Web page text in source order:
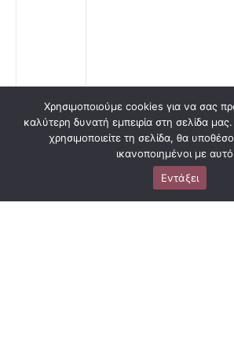
ΑΠΟΣΤΟΛΉ
Χρησιμοποιούμε cookies για να σας
καλύτερη δυνατή εμπειρία στη σελίδα
χρησιμοποιείτε τη σελίδα, θα
ικανοποιημένοι με
Εντάξει